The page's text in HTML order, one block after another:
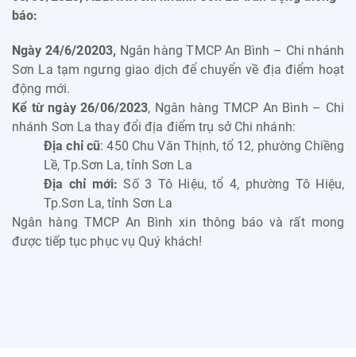
báo:
Ngày 24/6/20203, Ngân hàng TMCP An Bình – Chi nhánh
Sơn La tạm ngưng giao dịch để chuyển về địa điểm hoạt
động mới.
Kể từ ngày 26/06/2023, Ngân hàng TMCP An Bình – Chi
nhánh Sơn La thay đổi địa điểm trụ sở Chi nhánh:
Địa chỉ cũ: 450 Chu Văn Thịnh, tổ 12, phường Chiềng
Lề, Tp.Sơn La, tỉnh Sơn La
Địa chỉ mới:Số 3 Tô Hiệu, tổ 4, phường Tô Hiệu,
Tp.Sơn La, tỉnh Sơn La
Ngân hàng TMCP An Bình xin thông báo và rất mong
được tiếp tục phục vụ Quý khách!